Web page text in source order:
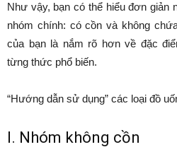
Như vậy, bạn có thể hiểu đơn giản
nhóm chính: có cồn và không
của bạn là nắm rõ hơn về đặc
từng thức phổ biến.
“Hướng dẫn sử dụng” các loại đồ
I. Nhóm không cồn